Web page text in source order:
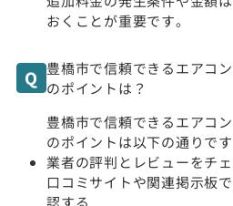
おくことが重要です。
豊橋市で信頼できるエアコ
のポイントは？
豊橋市で信頼できるエアコ
のポイントは以下の通りです
業者の評判とレビューをチ
口コミサイトや関連掲示板
認する